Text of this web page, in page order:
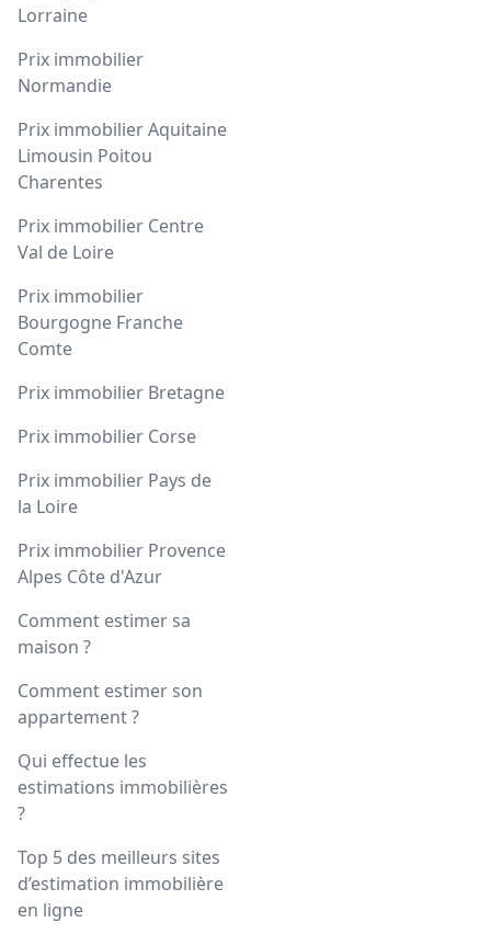
Lorraine
Prix immobilier
Normandie
Prix immobilier Aquitaine
Limousin Poitou
Charentes
Prix immobilier Centre
Val de Loire
Prix immobilier
Bourgogne Franche
Comte
Prix immobilier Bretagne
Prix immobilier Corse
Prix immobilier Pays de
la Loire
Prix immobilier Provence
Alpes Côte d'Azur
Comment estimer sa
maison ?
Comment estimer son
appartement ?
Qui effectue les
estimations immobilières
?
Top 5 des meilleurs sites
d’estimation immobilière
en ligne